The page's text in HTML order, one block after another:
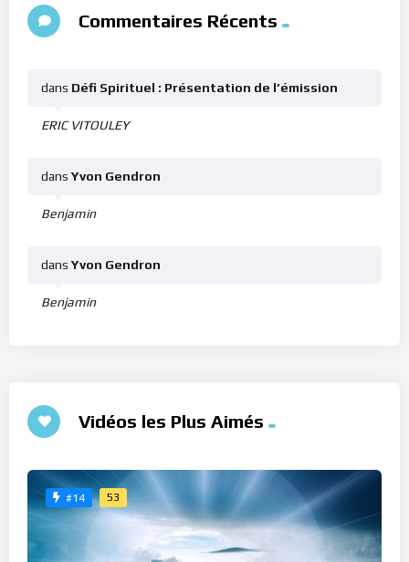
Commentaires Récents
ERIC VITOULEY
dans Défi Spirituel : Présentation de l’émission
Benjamin
dans Yvon Gendron
Benjamin
dans Yvon Gendron
Vidéos les Plus Aimés
#14 53